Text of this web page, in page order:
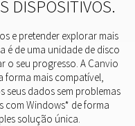
DISPOSITIVOS.
e pretender explorar mais
é de uma unidade de disco
o seu progresso. A Canvio
forma mais compatível,
seus dados sem problemas
com Windows* de forma
solução única.